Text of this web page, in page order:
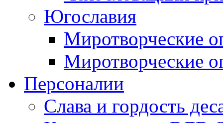
Югославия
Миротворческие
Миротворческие
Персоналии
Слава и гордость